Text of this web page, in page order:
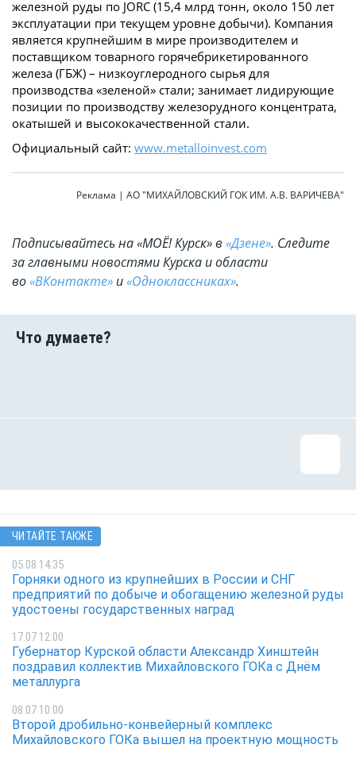
железной руды по JORC (15,4 млрд тонн, около 150 лет
эксплуатации при текущем уровне добычи). Компания
является крупнейшим в мире производителем и
поставщиком товарного горячебрикетированного
железа (ГБЖ) – низкоуглеродного сырья для
производства «зеленой» стали; занимает лидирующие
позиции по производству железорудного концентрата,
окатышей и высококачественной стали.
Официальный сайт: www.metalloinvest.com
Реклама | АО "МИХАЙЛОВСКИЙ ГОК ИМ. А.В. ВАРИЧЕВА"
Подписывайтесь на «МОЁ! Курск» в «Дзене». Cледите
за главными новостями Курска и области
во«ВКонтакте» и«Одноклассниках».
ЧИТАЙТЕ ТАКЖЕ
05.08 14:35
Горняки одного из крупнейших в России и СНГ
предприятий по добыче и обогащению железной руды
удостоены государственных наград
17.07 12:00
Губернатор Курской области Александр Хинштейн
поздравил коллектив Михайловского ГОКа с Днём
металлурга
08.07 10:00
Второй дробильно-конвейерный комплекс
Михайловского ГОКа вышел на проектную мощность